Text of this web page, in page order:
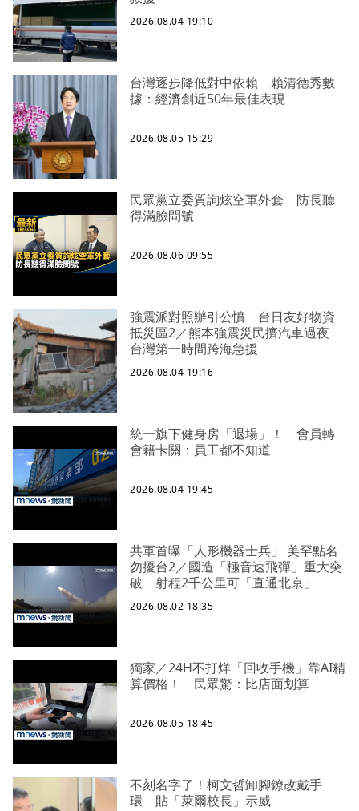
2026.08.04 19:10
台灣逐步降低對中依賴 賴清德秀數
據：經濟創近50年最佳表現
2026.08.05 15:29
民眾黨立委質詢炫空軍外套 防長聽
得滿臉問號
2026.08.06 09:55
強震派對照辦引公憤 台日友好物資
抵災區2／熊本強震災民擠汽車過夜
台灣第一時間跨海急援
2026.08.04 19:16
統一旗下健身房「退場」！ 會員轉
會籍卡關：員工都不知道
2026.08.04 19:45
共軍首曝「人形機器士兵」 美罕點名
勿擾台2／國造「極音速飛彈」重大突
破 射程2千公里可「直通北京」
2026.08.02 18:35
獨家／24H不打烊「回收手機」靠AI精
算價格！ 民眾驚：比店面划算
2026.08.05 18:45
不刻名字了！柯文哲卸腳鐐改戴手
環 貼「萊爾校長」示威